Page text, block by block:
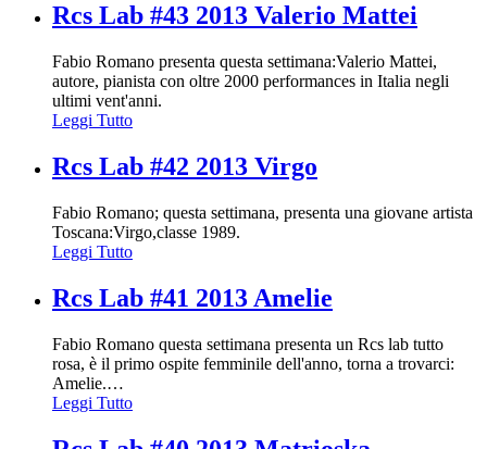
Rcs Lab #43 2013 Valerio Mattei
Fabio Romano presenta questa settimana:Valerio Mattei,
autore, pianista con oltre 2000 performances in Italia negli
ultimi vent'anni.
Leggi Tutto
Rcs Lab #42 2013 Virgo
Fabio Romano; questa settimana, presenta una giovane artista
Toscana:Virgo,classe 1989.
Leggi Tutto
Rcs Lab #41 2013 Amelie
Fabio Romano questa settimana presenta un Rcs lab tutto
rosa, è il primo ospite femminile dell'anno, torna a trovarci:
Amelie.…
Leggi Tutto